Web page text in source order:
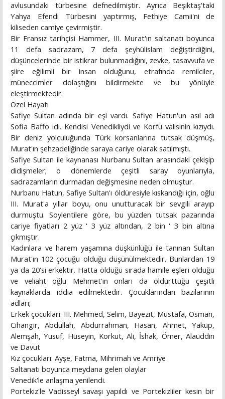
avlusundaki türbesine defnedilmiştir. Ayrıca Beşiktaş'taki
Yahya Efendi Türbesini yaptırmış, Fethiye Camii'ni de
kiliseden camiye çevirmiştir.
Bir Fransız tarihçisi Hammer, III. Murat'ın saltanatı boyunca
11 defa sadrazam, 7 defa şeyhülislam değiştirdiğini,
düşüncelerinde bir istikrar bulunmadığını, zevke, tasavvufa ve
şiire eğilimli bir insan olduğunu, etrafında remilciler,
müneccimler dolaştığını bildirmekte ve bu yönüyle
eleştirmektedir.
Özel Hayatı
Safiye Sultan adında bir eşi vardı. Safiye Hatun'un asıl adı
Sofia Baffo idi. Kendisi Venedikliydi ve Korfu valisinin kızıydı.
Bir deniz yolculuğunda Türk korsanlarına tutsak düşmüş,
Murat'ın şehzadeliğinde saraya cariye olarak satılmıştı.
Safiye Sultan ile kaynanası Nurbanu Sultan arasındaki çekişip
didişmeler; o dönemlerde çeşitli saray oyunlarıyla,
sadrazamların durmadan değişmesine neden olmuştur.
Nurbanu Hatun, Safiye Sultan'ı öldüresiyle kıskandığı için, oğlu
III. Murat'a yıllar boyu, onu unutturacak bir sevgili arayıp
durmuştu. Söylentilere göre, bu yüzden tutsak pazarında
cariye fiyatları 2 yüz ' 3 yüz altından, 2 bin ' 3 bin altına
çıkmıştır.
Kadınlara ve harem yaşamına düşkünlüğü ile tanınan Sultan
Murat'ın 102 çocuğu olduğu düşünülmektedir. Bunlardan 19
ya da 20'si erkektir. Hatta öldüğü sırada hamile eşleri olduğu
ve veliaht oğlu Mehmet'in onları da öldürttüğü çeşitli
kaynaklarda iddia edilmektedir. Çocuklarından bazılarının
adları;
Erkek çocukları: III. Mehmed, Selim, Bayezit, Mustafa, Osman,
Cihangir, Abdullah, Abdurrahman, Hasan, Ahmet, Yakup,
Alemşah, Yusuf, Hüseyin, Korkut, Ali, İshak, Ömer, Alaüddin
ve Davut
Kız çocukları: Ayşe, Fatma, Mihrimah ve Amriye
Saltanatı boyunca meydana gelen olaylar
Venedik'le anlaşma yenilendi.
Portekiz'le Vadisseyl savaşı yapıldı ve Portekizliler kesin bir